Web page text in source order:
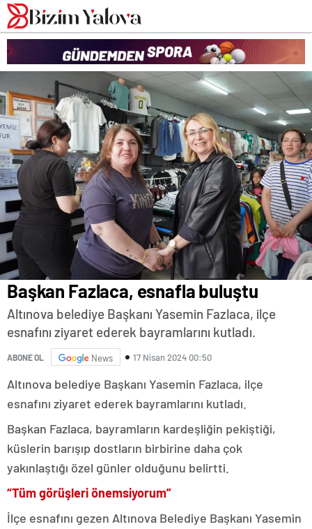
romabet
romabet
romabet
deneme
bonusu
veren
siteler
Başkan Fazlaca, esnafla buluştu
Altınova belediye Başkanı Yasemin Fazlaca, ilçe
esnafını ziyaret ederek bayramlarını kutladı.
ABONE OL News 17 Nisan 2024 00:50
Altınova belediye Başkanı Yasemin Fazlaca, ilçe
esnafını ziyaret ederek bayramlarını kutladı.
Başkan Fazlaca, bayramların kardeşliğin pekiştiği,
küslerin barışıp dostların birbirine daha çok
yakınlaştığı özel günler olduğunu belirtti.
“Tüm görüşleri önemsiyorum”
İlçe esnafını gezen Altınova Belediye Başkanı Yasemin